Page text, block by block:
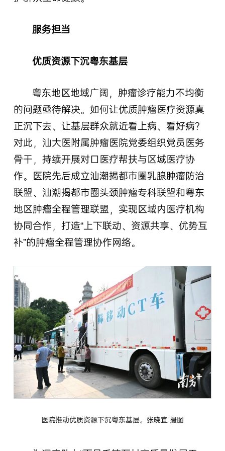
服务担当
优质资源下沉粤东基层
粤东地区地域广阔，肿瘤诊疗能力不均衡
的问题亟待解决。如何让优质肿瘤医疗资源真
正沉下去、让基层群众就近看上病、看好病？
对此，汕大医附属肿瘤医院党委组织党员医务
骨干，持续开展对口医疗帮扶与区域医疗协
作。医院先后成立汕潮揭都市圈乳腺肿瘤防治
联盟、汕潮揭都市圈头颈肿瘤专科联盟和粤东
地区肿瘤全程管理联盟，实现区域内医疗机构
协同合作，打造“上下联动、资源共享、优势互
补”的肿瘤全程管理协作网络。
医院推动优质资源下沉粤东基层。张晓宜 摄图